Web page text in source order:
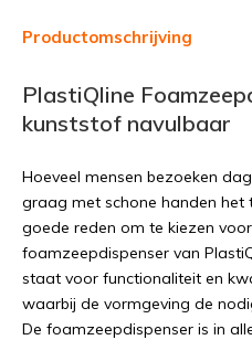
Productomschrijving
PlastiQline
kunststof navulbaar
Hoeveel mensen bezoeken
graag met schone handen het
goede reden om te kiezen
foamzeepdispenser van
staat voor functionaliteit en
waarbij de vormgeving de
De foamzeepdispenser is in